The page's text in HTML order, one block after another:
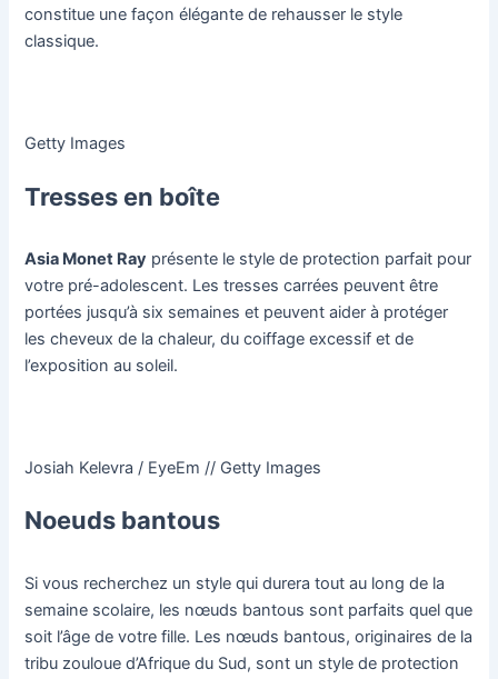
constitue une façon élégante de rehausser le style
classique.
Getty Images
Tresses en boîte
Asia Monet Ray présente le style de protection parfait pour
votre pré-adolescent. Les tresses carrées peuvent être
portées jusqu’à six semaines et peuvent aider à protéger
les cheveux de la chaleur, du coiffage excessif et de
l’exposition au soleil.
Josiah Kelevra / EyeEm // Getty Images
Noeuds bantous
Si vous recherchez un style qui durera tout au long de la
semaine scolaire, les nœuds bantous sont parfaits quel que
soit l’âge de votre fille. Les nœuds bantous, originaires de la
tribu zouloue d’Afrique du Sud, sont un style de protection